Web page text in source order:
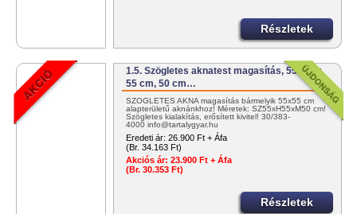
Részletek
1.5. Szögletes aknatest magasítás, 55 cm x
55 cm, 50 cm…
SZÖGLETES AKNA magasítás bármelyik 55x55 cm
alapterületű aknánkhoz! Méretek: SZ55xH55xM50 cm!
Szögletes kialakítás, erősített kivitel! 30/383-
4000 info@tartalygyar.hu
Eredeti ár: 26.900 Ft + Áfa
(Br. 34.163 Ft)
Akciós ár: 23.900 Ft + Áfa
(Br. 30.353 Ft)
Részletek